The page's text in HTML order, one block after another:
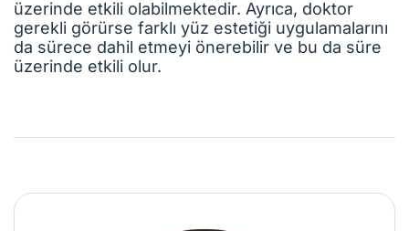
üzerinde etkili olabilmektedir. Ayrıca, doktor
gerekli görürse farklı yüz estetiği uygulamalarını
da sürece dahil etmeyi önerebilir ve bu da süre
üzerinde etkili olur.